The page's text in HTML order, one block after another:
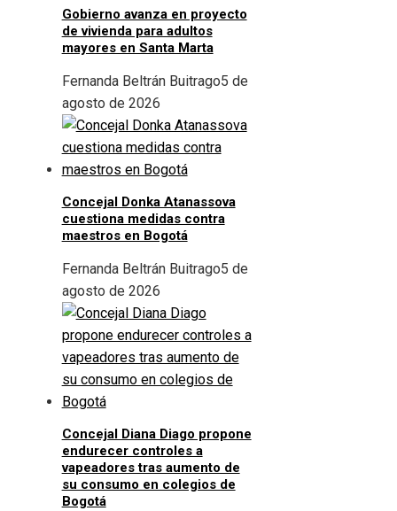
Gobierno avanza en proyecto
de vivienda para adultos
mayores en Santa Marta
Fernanda Beltrán Buitrago5 de
agosto de 2026
Concejal Donka Atanassova
cuestiona medidas contra
maestros en Bogotá
Fernanda Beltrán Buitrago5 de
agosto de 2026
Concejal Diana Diago propone
endurecer controles a
vapeadores tras aumento de
su consumo en colegios de
Bogotá